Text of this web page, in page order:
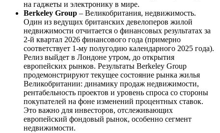
на гаджеты и электронику в мире.
Berkeley Group – Великобритания, недвижимость.
Один из ведущих британских девелоперов жилой
недвижимости отчитается о финансовых результатах за
2-й квартал 2026 финансового года (примерно
соответствует 1-му полугодию календарного 2025 года).
Релиз выйдет в Лондоне утром, до открытия
европейских рынков. Результаты Berkeley Group
продемонстрируют текущее состояние рынка жилья
Великобритании: динамику продаж недвижимости,
рентабельность проектов и уровень спроса со стороны
покупателей на фоне изменений процентных ставок.
Это важно для инвесторов, отслеживающих
европейский фондовый рынок, особенно сегмент
недвижимости.